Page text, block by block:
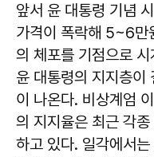
앞서 윤 대통령 기념
가격이 폭락해 5~6만
의 체포를 기점으로
윤 대통령의 지지층이
이 나온다. 비상계엄
의 지지율은 최근 각
하고 있다. 일각에서는